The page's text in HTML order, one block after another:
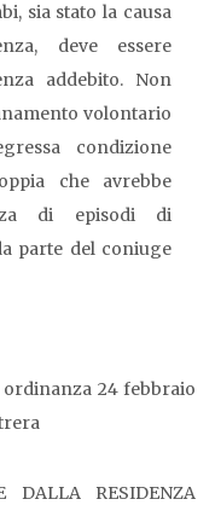
sia stato la causa
deve essere
addebito. Non
volontario
condizione
che avrebbe
di episodi di
parte del coniuge
ordinanza 24 febbraio
DALLA RESIDENZA